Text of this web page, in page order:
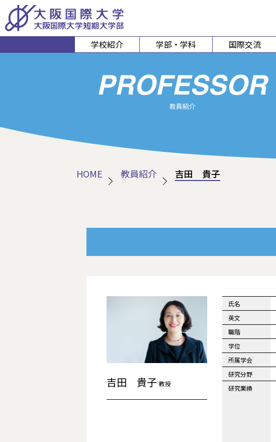
学校紹介 学部・学科
経営学科
心理コミュニケーション学科
人間健康科学科
国際交流
HOME 教員紹介 吉田 貴子
吉田 貴子 教授
氏名
英文
職階
学位
所属学会
研究分野
研究業績